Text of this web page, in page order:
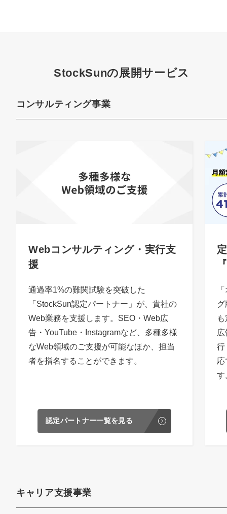
StockSunの展開サービス
コンサルティング事業
Webコンサルティング・実行支
援
通過率1%の難関試験を突破した
「StockSun認定パートナー」が、貴社の
Web業務を支援します。SEO・Web広
告・YouTube・Instagramなど、多種多様
なWeb領域のご支援が可能なほか、担当
者を指名することができます。
認定パートナー一覧を見る
グ
行
応
す
キャリア支援事業